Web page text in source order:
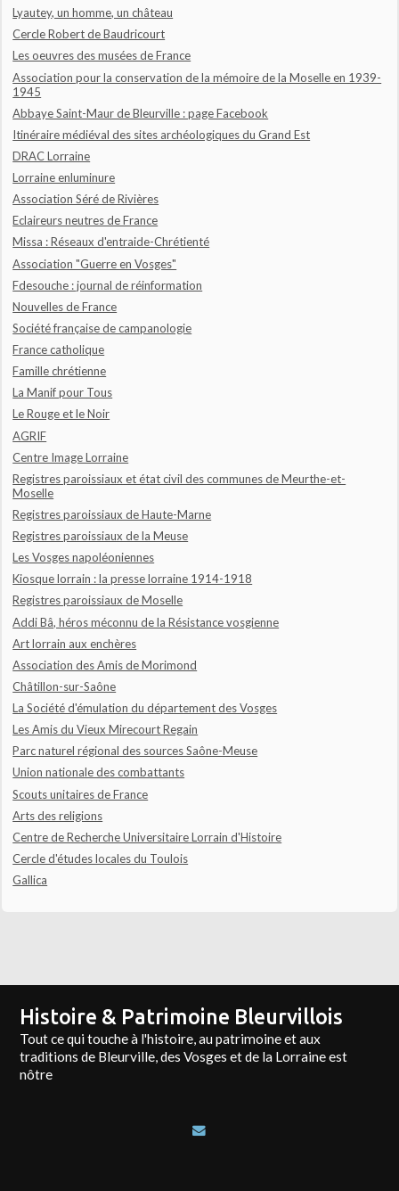
Lyautey, un homme, un château
Cercle Robert de Baudricourt
Les oeuvres des musées de France
Association pour la conservation de la mémoire de la Moselle en 1939-
1945
Abbaye Saint-Maur de Bleurville : page Facebook
Itinéraire médiéval des sites archéologiques du Grand Est
DRAC Lorraine
Lorraine enluminure
Association Séré de Rivières
Eclaireurs neutres de France
Missa : Réseaux d'entraide-Chrétienté
Association "Guerre en Vosges"
Fdesouche : journal de réinformation
Nouvelles de France
Société française de campanologie
France catholique
Famille chrétienne
La Manif pour Tous
Le Rouge et le Noir
AGRIF
Centre Image Lorraine
Registres paroissiaux et état civil des communes de Meurthe-et-
Moselle
Registres paroissiaux de Haute-Marne
Registres paroissiaux de la Meuse
Les Vosges napoléoniennes
Kiosque lorrain : la presse lorraine 1914-1918
Registres paroissiaux de Moselle
Addi Bâ, héros méconnu de la Résistance vosgienne
Art lorrain aux enchères
Association des Amis de Morimond
Châtillon-sur-Saône
La Société d'émulation du département des Vosges
Les Amis du Vieux Mirecourt Regain
Parc naturel régional des sources Saône-Meuse
Union nationale des combattants
Scouts unitaires de France
Arts des religions
Centre de Recherche Universitaire Lorrain d'Histoire
Cercle d'études locales du Toulois
Gallica
Histoire & Patrimoine Bleurvillois
Tout ce qui touche à l'histoire, au patrimoine et aux
traditions de Bleurville, des Vosges et de la Lorraine est
nôtre